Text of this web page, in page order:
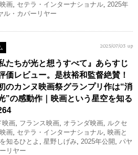
画, セテラ・インターナショナル, 2025年
ル・カパーリヤー
2025/07/03 up
たちが光と想うすべて』あらすじ
価レビュー。是枝裕和監督絶賛！
のカンヌ映画祭グランプリ作は“消
”の感動作｜映画という星空を知る
映画, フランス映画, オランダ映画, ルクセ
画, セテラ・インターナショナル, 映画と
知るひとよ , 星野しげみ, 2025年公開 , パヤ
リヤー